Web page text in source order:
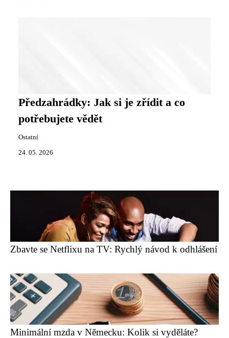
Předzahrádky: Jak si je zřídit a co
potřebujete vědět
Ostatní
24. 05. 2026
Zbavte se Netflixu na TV: Rychlý návod k odhlášení
Minimální mzda v Německu: Kolik si vyděláte?